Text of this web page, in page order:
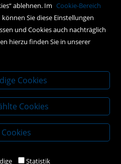
ablehnen. Im Cookie-Bereich
können Sie diese Einstellungen
und Cookies auch nachträglich
hierzu finden Sie in unserer
Cookies
Cookies
Statistik